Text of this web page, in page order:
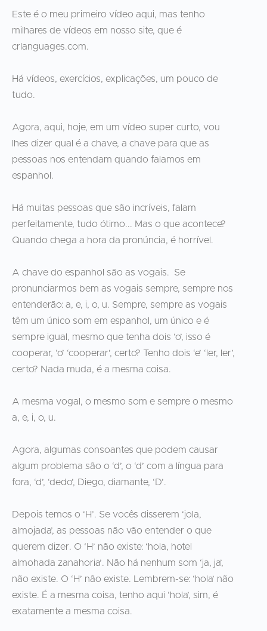
Este é o meu primeiro vídeo aqui, mas tenho
milhares de vídeos em nosso site, que é
crlanguages.com.
Há vídeos, exercícios, explicações, um pouco de
tudo.
Agora, aqui, hoje, em um vídeo super curto, vou
lhes dizer qual é a chave, a chave para que as
pessoas nos entendam quando falamos em
espanhol.
Há muitas pessoas que são incríveis, falam
perfeitamente, tudo ótimo... Mas o que acontece?
Quando chega a hora da pronúncia, é horrível.
A chave do espanhol são as vogais. Se
pronunciarmos bem as vogais sempre, sempre nos
entenderão: a, e, i, o, u. Sempre, sempre as vogais
têm um único som em espanhol, um único e é
sempre igual, mesmo que tenha dois ‘o’, isso é
cooperar, ‘o’ ‘cooperar’, certo? Tenho dois ‘e’ ‘ler, ler’,
certo? Nada muda, é a mesma coisa.
A mesma vogal, o mesmo som e sempre o mesmo
a, e, i, o, u.
Agora, algumas consoantes que podem causar
algum problema são o ‘d’, o ‘d’ com a língua para
fora, ‘d’, ‘dedo’, Diego, diamante, ‘D’.
Depois temos o ‘H’. Se vocês disserem ‘jola,
almojada’, as pessoas não vão entender o que
querem dizer. O ‘H’ não existe: ‘hola, hotel
almohada zanahoria’. Não há nenhum som ‘ja, ja’,
não existe. O ‘H’ não existe. Lembrem-se: ‘hola’ não
existe. É a mesma coisa, tenho aqui ‘hola’, sim, é
exatamente a mesma coisa.